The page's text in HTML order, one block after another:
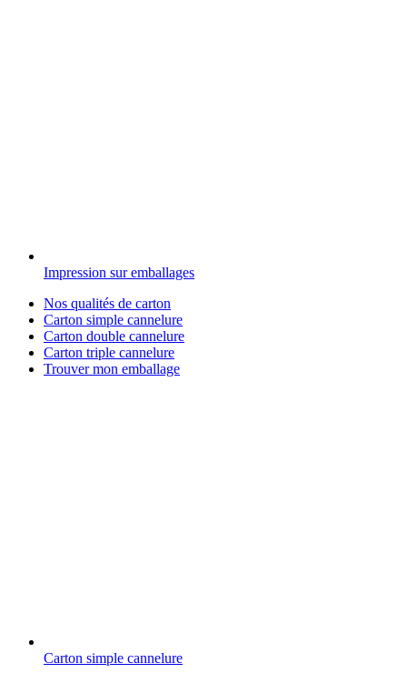
Impression sur emballages
Nos qualités de carton
Carton simple cannelure
Carton double cannelure
Carton triple cannelure
Trouver mon emballage
Carton simple cannelure